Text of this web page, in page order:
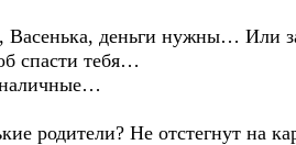
деньги нужны… Или
спасти тебя…
родители? Не отстегнут на